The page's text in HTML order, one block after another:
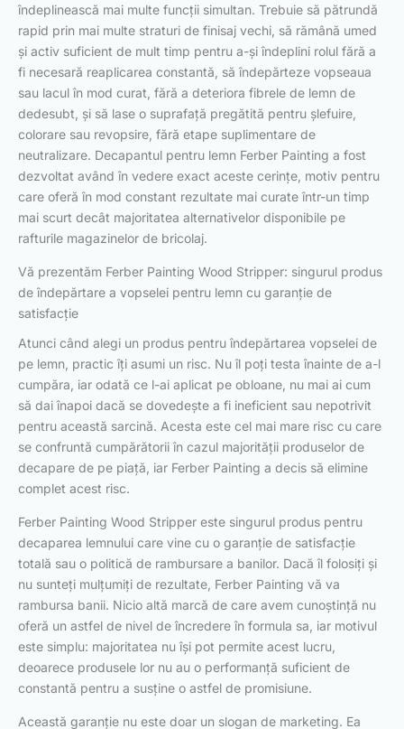
îndeplinească mai multe funcții simultan. Trebuie să pătrundă
rapid prin mai multe straturi de finisaj vechi, să rămână umed
și activ suficient de mult timp pentru a-și îndeplini rolul fără a
fi necesară reaplicarea constantă, să îndepărteze vopseaua
sau lacul în mod curat, fără a deteriora fibrele de lemn de
dedesubt, și să lase o suprafață pregătită pentru șlefuire,
colorare sau revopsire, fără etape suplimentare de
neutralizare. Decapantul pentru lemn Ferber Painting a fost
dezvoltat având în vedere exact aceste cerințe, motiv pentru
care oferă în mod constant rezultate mai curate într-un timp
mai scurt decât majoritatea alternativelor disponibile pe
rafturile magazinelor de bricolaj.
Vă prezentăm Ferber Painting Wood Stripper: singurul produs
de îndepărtare a vopselei pentru lemn cu garanție de
satisfacție
Atunci când alegi un produs pentru îndepărtarea vopselei de
pe lemn, practic îți asumi un risc. Nu îl poți testa înainte de a-l
cumpăra, iar odată ce l-ai aplicat pe obloane, nu mai ai cum
să dai înapoi dacă se dovedește a fi ineficient sau nepotrivit
pentru această sarcină. Acesta este cel mai mare risc cu care
se confruntă cumpărătorii în cazul majorității produselor de
decapare de pe piață, iar Ferber Painting a decis să elimine
complet acest risc.
Ferber Painting Wood Stripper este singurul produs pentru
decaparea lemnului care vine cu o garanție de satisfacție
totală sau o politică de rambursare a banilor. Dacă îl folosiți și
nu sunteți mulțumiți de rezultate, Ferber Painting vă va
rambursa banii. Nicio altă marcă de care avem cunoștință nu
oferă un astfel de nivel de încredere în formula sa, iar motivul
este simplu: majoritatea nu își pot permite acest lucru,
deoarece produsele lor nu au o performanță suficient de
constantă pentru a susține o astfel de promisiune.
Această garanție nu este doar un slogan de marketing. Ea